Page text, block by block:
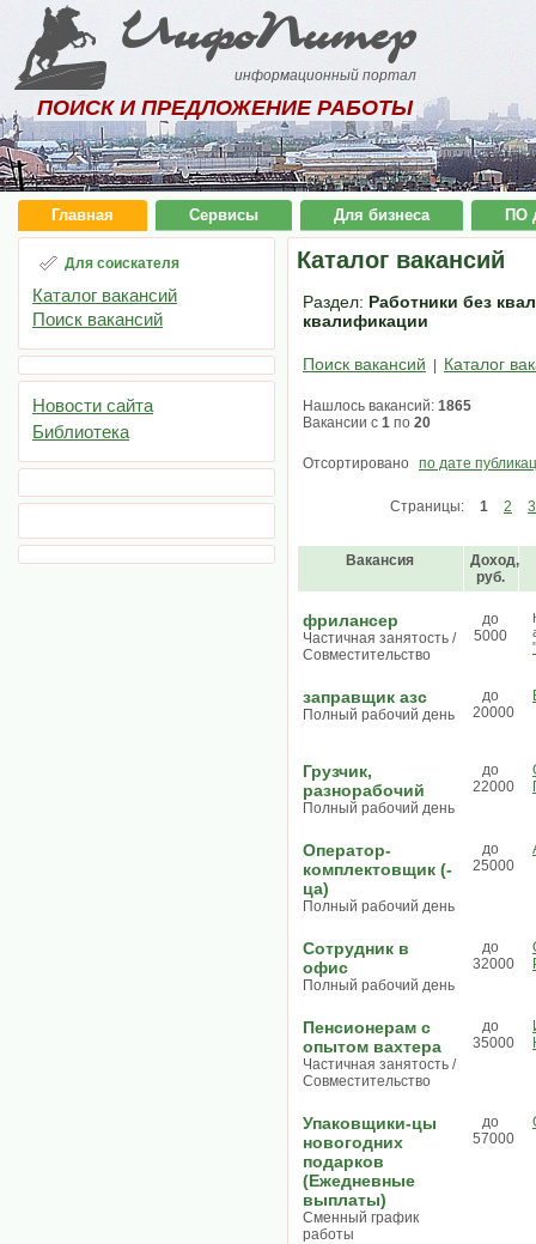
ИнфоПитер
информационный портал
ПОИСК И ПРЕДЛОЖЕНИЕ РАБОТЫ
Главная Сервисы Для бизнеса ПО
Для соискателя
Каталог вакансий
Поиск вакансий
Новости сайта
Библиотека
Каталог вакансий
Раздел: Работники без
квалификации
Поиск вакансий Каталог
Нашлось вакансий: 1865
Вакансии с 1 по 20
Отсортировано по дате
Страницы: 1 2 3
Вакансия
Доход,
руб.
фрилaнcep
Частичная занятость /
Совместительство
до
5000
заправщик азс
Полный рабочий день
до
20000
Грузчик,
разнорабочий
Полный рабочий день
до
22000
Оператор-
комплектовщик (-
ца)
Полный рабочий день
до
25000
Сотрудник в
офис
Полный рабочий день
до
32000
Пенсионерам с
опытом вахтера
Частичная занятость /
Совместительство
до
35000
Упаковщики-цы
новогодних
подарков
(Ежедневные
выплаты)
Сменный график
работы
до
57000